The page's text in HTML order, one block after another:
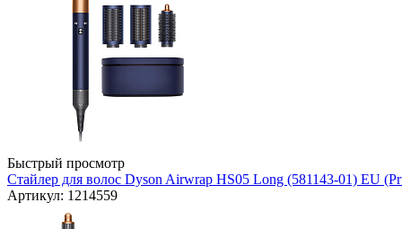
Быстрый просмотр
Стайлер для волос Dyson Airwrap HS05 Long (581143-01) EU
Артикул: 1214559